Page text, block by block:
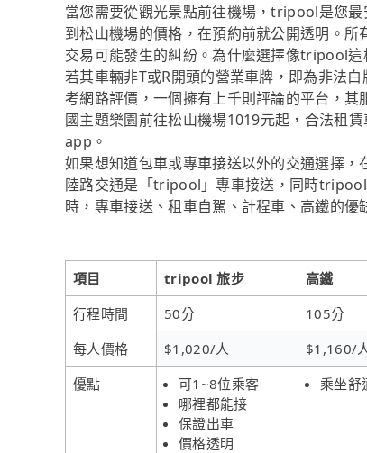
當您需要從觀光景點前往機場，tripool是您
到松山機場的價格，在預約前就公開透明。
交易可能發生的糾紛。為什麼選擇像tripool
若其車輛非T或R開頭的營業車牌，即為非法
考網路評價，一個擁有上千則評論的平台，
國主題樂園前往松山機場1019元起，合法租
app。
如果想知道包車或專車接送以外的交通選擇
陸路交通是「tripool」專車接送，同時
時，專車接送、租車自駕、計程車、高鐵的
項目 tripool 旅步 高鐵
行程時間
50分 105分
每人價格
$1,020/人 $1,160/
優點
可1~8位乘客
哪裡都能接
保證出車
價格透明
乘坐舒